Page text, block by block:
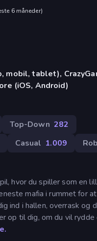
6 måneder)
mobil, tablet),
(iOS, Android)
Top-Down 282
Casual 1.009
hvor du spiller som en
mafia i rummet for
ind i hallen, overrask og
op til dig, om du vil